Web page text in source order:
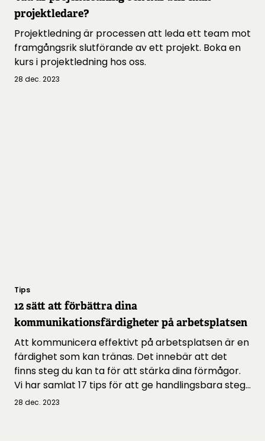
projektledare?
Projektledning är processen att leda ett team mot
framgångsrik slutförande av ett projekt. Boka en
kurs i projektledning hos oss.
28 dec. 2023
Tips
12 sätt att förbättra dina
kommunikationsfärdigheter på arbetsplatsen
Att kommunicera effektivt på arbetsplatsen är en
färdighet som kan tränas. Det innebär att det
finns steg du kan ta för att stärka dina förmågor.
Vi har samlat 17 tips för att ge handlingsbara steg
du kan ta för att förbättra alla områden av
28 dec. 2023